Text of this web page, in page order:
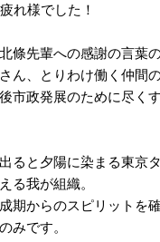
れ様でした！
條先輩への感謝の言葉
ん、とりわけ働く仲間
市政発展のために尽く
ると夕陽に染まる東京タ
る我が組織。
期からのスピリットを
みです。